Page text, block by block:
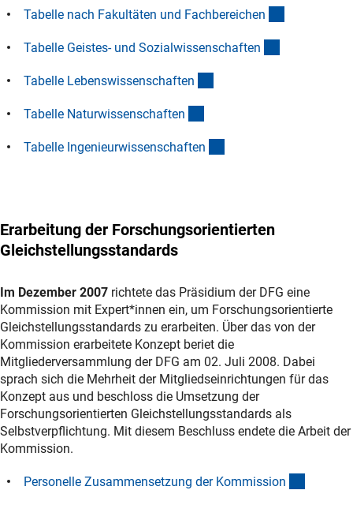
Tabelle nach Fakultäten und Fachbereichen
Tabelle Geistes- und Sozialwissenschaften
Tabelle Lebenswissenschaften
Tabelle Naturwissenschaften
Tabelle Ingenieurwissenschaften
Erarbeitung der Forschungsorientierten
Gleichstellungsstandards
Im Dezember 2007 richtete das Präsidium der DFG eine
Kommission mit Expert*innen ein, um Forschungsorientierte
Gleichstellungsstandards zu erarbeiten. Über das von der
Kommission erarbeitete Konzept beriet die
Mitgliederversammlung der DFG am 02. Juli 2008. Dabei
sprach sich die Mehrheit der Mitgliedseinrichtungen für das
Konzept aus und beschloss die Umsetzung der
Forschungsorientierten Gleichstellungsstandards als
Selbstverpflichtung. Mit diesem Beschluss endete die Arbeit der
Kommission.
Personelle Zusammensetzung der Kommission